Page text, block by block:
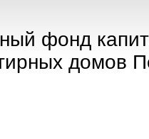
фонд
домов